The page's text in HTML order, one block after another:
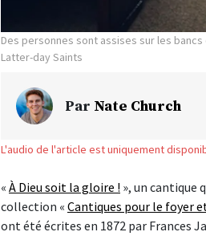
Des personnes sont assises sur les
Latter-day Saints
Par Nate Church
L'audio de l'article est uniquement
« À Dieu soit la gloire ! », un cantique
collection « Cantiques pour le foyer
ont été écrites en 1872 par Frances